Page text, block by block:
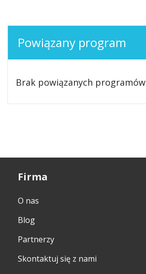
Powiązany program
Brak powiązanych programów
Firma
O nas
Blog
Partnerzy
Skontaktuj się z nami